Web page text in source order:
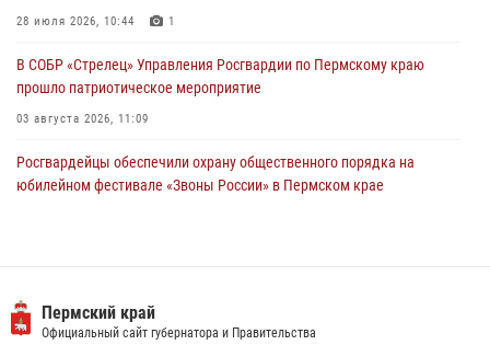
28 июля 2026, 10:44 1
В СОБР «Стрелец» Управления Росгвардии по Пермскому краю
прошло патриотическое мероприятие
03 августа 2026, 11:09
Росгвардейцы обеспечили охрану общественного порядка на
юбилейном фестивале «Звоны России» в Пермском крае
ветеринарно-санитарной службы с годовщиной образования
13 июля 2026, 10:43
Пермский край
Официальный сайт губернатора и Правительства